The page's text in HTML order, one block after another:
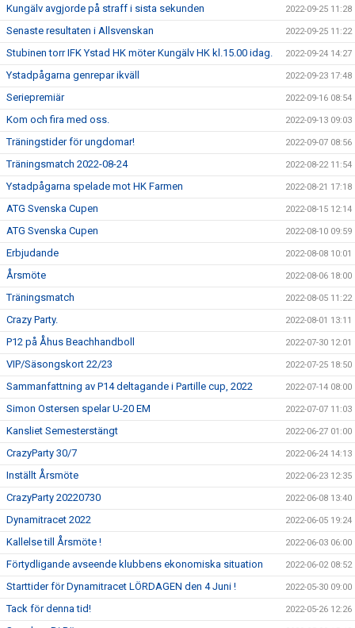
Kungälv avgjorde på straff i sista sekunden 2022-09-25 11:28
Senaste resultaten i Allsvenskan 2022-09-25 11:22
Stubinen torr IFK Ystad HK möter Kungälv HK kl.15.00 idag. 2022-09-24 14:27
Ystadpågarna genrepar ikväll 2022-09-23 17:48
Seriepremiär 2022-09-16 08:54
Kom och fira med oss. 2022-09-13 09:03
Träningstider för ungdomar! 2022-09-07 08:56
Träningsmatch 2022-08-24 2022-08-22 11:54
Ystadpågarna spelade mot HK Farmen 2022-08-21 17:18
ATG Svenska Cupen 2022-08-15 12:14
ATG Svenska Cupen 2022-08-10 09:59
Erbjudande 2022-08-08 10:01
Årsmöte 2022-08-06 18:00
Träningsmatch 2022-08-05 11:22
Crazy Party. 2022-08-01 13:11
P12 på Åhus Beachhandboll 2022-07-30 12:01
VIP/Säsongskort 22/23 2022-07-25 18:50
Sammanfattning av P14 deltagande i Partille cup, 2022 2022-07-14 08:00
Simon Ostersen spelar U-20 EM 2022-07-07 11:03
Kansliet Semesterstängt 2022-06-27 01:00
CrazyParty 30/7 2022-06-24 14:13
Inställt Årsmöte 2022-06-23 12:35
CrazyParty 20220730 2022-06-08 13:40
Dynamitracet 2022 2022-06-05 19:24
Kallelse till Årsmöte ! 2022-06-03 06:00
Förtydligande avseende klubbens ekonomiska situation 2022-06-02 08:52
Starttider för Dynamitracet LÖRDAGEN den 4 Juni ! 2022-05-30 09:00
Tack för denna tid! 2022-05-26 12:26